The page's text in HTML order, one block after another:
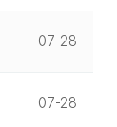
07-28
07-28